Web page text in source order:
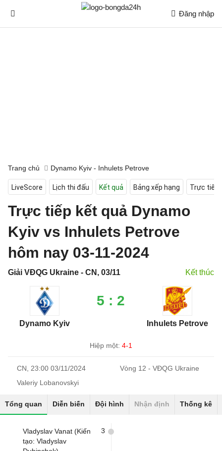
Đăng nhập
Trang chủ Dynamo Kyiv - Inhulets Petrove
LiveScore Lịch thi đấu Kết quả Bảng xếp hạng Trực tiếp
Trực tiếp kết quả Dynamo
Kyiv vs Inhulets Petrove
hôm nay 03-11-2024
Giải VĐQG Ukraine - CN, 03/11 Kết thúc
Dynamo Kyiv
5 : 2
Inhulets Petrove
Hiệp một: 4-1
CN, 23:00 03/11/2024
Vòng 12 - VĐQG Ukraine
Valeriy Lobanovskyi
Tổng quan Diễn biến Đội hình Nhận định Thống kê
Vladyslav Vanat (Kiến
tạo: Vladyslav
3